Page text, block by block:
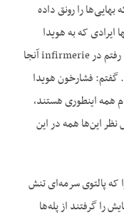
را رونق داده
ایرادی که به هویدا
داشتند. این عده این بود که بهایی است و بعد رفتم در infirmerie آنجا
فشارخون هویدا
اینطوری هستند،
این‌ها همه در این
پالتوی سرمه‌ای تنش
گرفتند از پله‌ها